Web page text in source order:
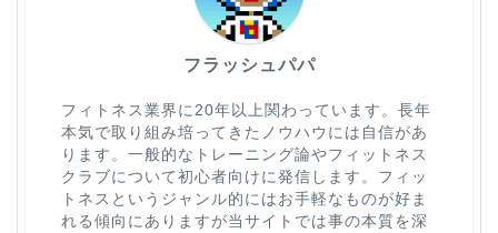
フラッシュパパ
フィトネス業界に20年以上関わっています。長年
本気で取り組み培ってきたノウハウには自信があ
ります。一般的なトレーニング論やフィットネス
クラブについて初心者向けに発信します。フィッ
トネスというジャンル的にはお手軽なものが好ま
れる傾向にありますが当サイトでは事の本質を深